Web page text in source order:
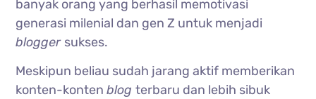
banyak orang yang berhasil memotivasi
generasi milenial dan gen Z untuk menjadi
blogger sukses.
Meskipun beliau sudah jarang aktif memberikan
konten-kontenblogterbaru dan lebih sibuk